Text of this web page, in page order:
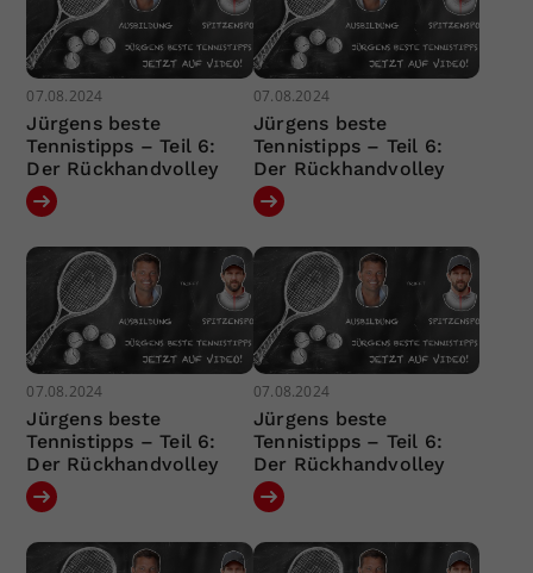
07.08.2024
Jürgens beste
Tennistipps – Teil 6:
Der Rückhandvolley
07.08.2024
Jürgens beste
Tennistipps – Teil 6:
Der Rückhandvolley
07.08.2024
Jürgens beste
Tennistipps – Teil 6:
Der Rückhandvolley
07.08.2024
Jürgens beste
Tennistipps – Teil 6:
Der Rückhandvolley